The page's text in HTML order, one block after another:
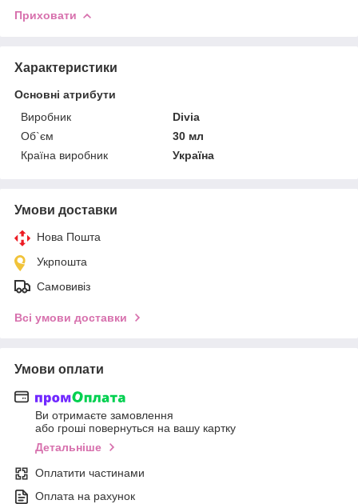
Приховати
Характеристики
Основні атрибути
Виробник
Divia
Об`єм
30 мл
Країна виробник
Україна
Умови доставки
Нова Пошта
Укрпошта
Самовивіз
Всі умови доставки
Умови оплати
Ви отримаєте замовлення
або гроші повернуться на вашу картку
Детальніше
Оплатити частинами
Оплата на рахунок